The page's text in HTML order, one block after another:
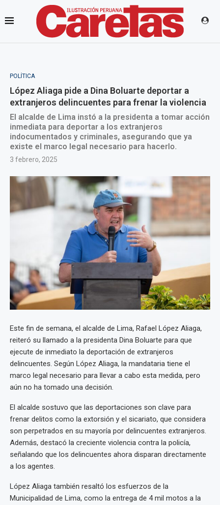
POLÍTICA
López Aliaga pide a Dina Boluarte deportar a
extranjeros delincuentes para frenar la violencia
El alcalde de Lima instó a la presidenta a tomar acción
inmediata para deportar a los extranjeros
indocumentados y criminales, asegurando que ya
existe el marco legal necesario para hacerlo.
3 febrero, 2025
Este fin de semana, el alcalde de Lima, Rafael López Aliaga,
reiteró su llamado a la presidenta Dina Boluarte para que
ejecute de inmediato la deportación de extranjeros
delincuentes. Según López Aliaga, la mandataria tiene el
marco legal necesario para llevar a cabo esta medida, pero
aún no ha tomado una decisión.
El alcalde sostuvo que las deportaciones son clave para
frenar delitos como la extorsión y el sicariato, que considera
son perpetrados en su mayoría por delincuentes extranjeros.
Además, destacó la creciente violencia contra la policía,
señalando que los delincuentes ahora disparan directamente
a los agentes.
López Aliaga también resaltó los esfuerzos de la
Municipalidad de Lima, como la entrega de 4 mil motos a la